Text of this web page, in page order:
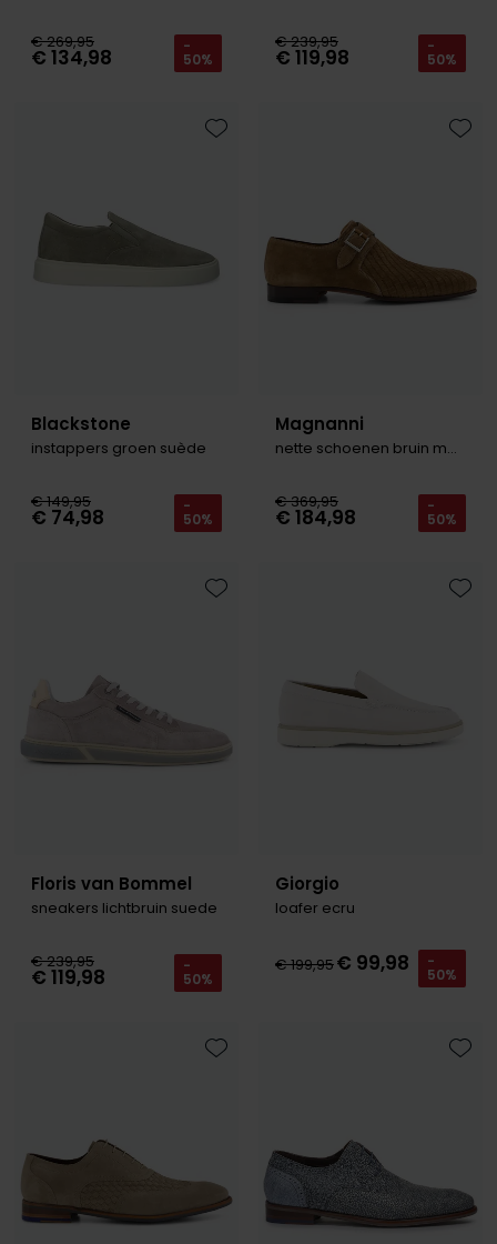
€ 269,95
€ 134,98 -
50%
€ 239,95
€ 119,98 -
50%
Blackstone
instappers groen suède
€ 149,95
€ 74,98 -
50%
Magnanni
nette schoenen bruin met gesp
€ 369,95
€ 184,98 -
50%
Floris van Bommel
sneakers lichtbruin suede
€ 239,95
€ 119,98 -
50%
Giorgio
loafer ecru
€ 199,95€ 99,98 -
50%